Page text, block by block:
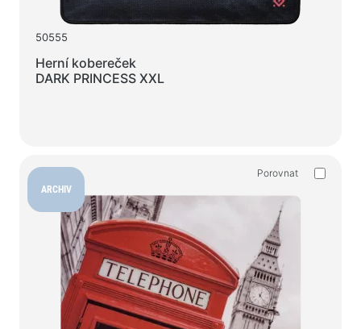
50555
Herní kobereček
DARK PRINCESS XXL
ARCHIV
Porovnat